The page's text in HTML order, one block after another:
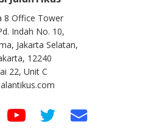
8 Office Tower
Indah No. 10,
Jakarta Selatan,
12240
22, Unit C